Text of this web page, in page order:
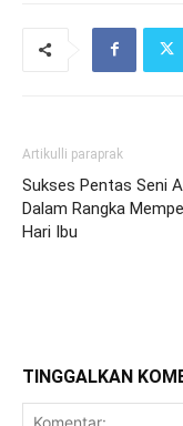
Artikulli paraprak
Sukses Pentas Seni
Dalam Rangka
Hari Ibu
TINGGALKAN